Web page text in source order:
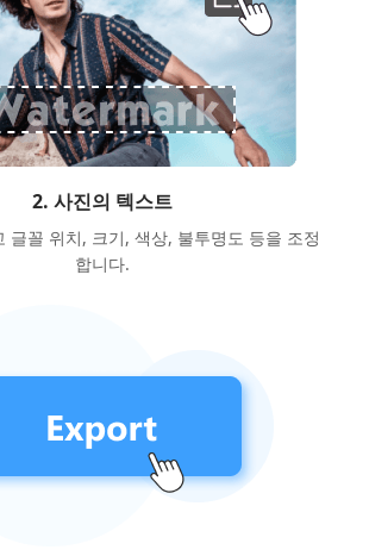
2. 사진의 텍스트
글꼴 위치, 크기, 색상, 불투명도 등을 조정
합니다.